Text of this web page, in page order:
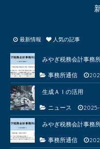
最新情報 人気の記事
みやぎ税務会計事務
事務所通信
生成ＡＩの活用
ニュース
みやぎ税務会計事務
事務所通信